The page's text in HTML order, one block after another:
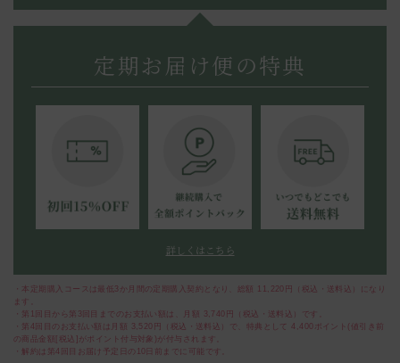
定期お届け便の特典
詳しくはこちら
・本定期購入コースは最低3か月間の定期購入契約となり、総額 11,220 円（税込・送料込）になり
ます。
・第1回目から第3回目までのお支払い額は、月額
3,740 円（税込・送料込）です。
・第4回目のお支払い額は月額
3,520 円（税込・送料込）で、特典として 4,400 ポイント(値引き前
の商品金額[税込]がポイント付与対象)が付与されます。
・解約は第4回目お届け予定日の10日前までに可能です。